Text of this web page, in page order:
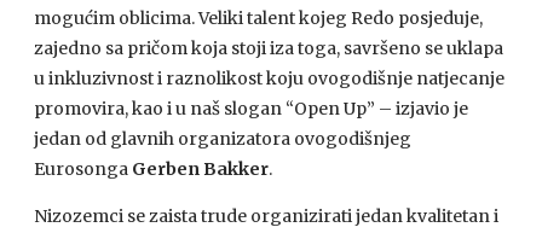
mogućim oblicima. Veliki talent kojeg Redo posjeduje,
zajedno sa pričom koja stoji iza toga, savršeno se uklapa
u inkluzivnost i raznolikost koju ovogodišnje natjecanje
promovira, kao i u naš slogan “Open Up” – izjavio je
jedan od glavnih organizatora ovogodišnjeg
Eurosonga Gerben Bakker.
Nizozemci se zaista trude organizirati jedan kvalitetan i